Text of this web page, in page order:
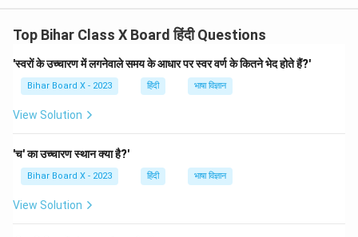
और 'आनंद' के मेल से उत्पन्न होती है।
Download Solution in PDF
Top Bihar Class X Board हिंदी Questions
'स्वरों के उच्चारण में लगनेवाले समय के आधार पर स्वर वर्ण के कितने भेद होते हैं?'
Bihar Board X - 2023 हिंदी भाषा विज्ञान
View Solution
'च' का उच्चारण स्थान क्या है?'
Bihar Board X - 2023 हिंदी भाषा विज्ञान
View Solution